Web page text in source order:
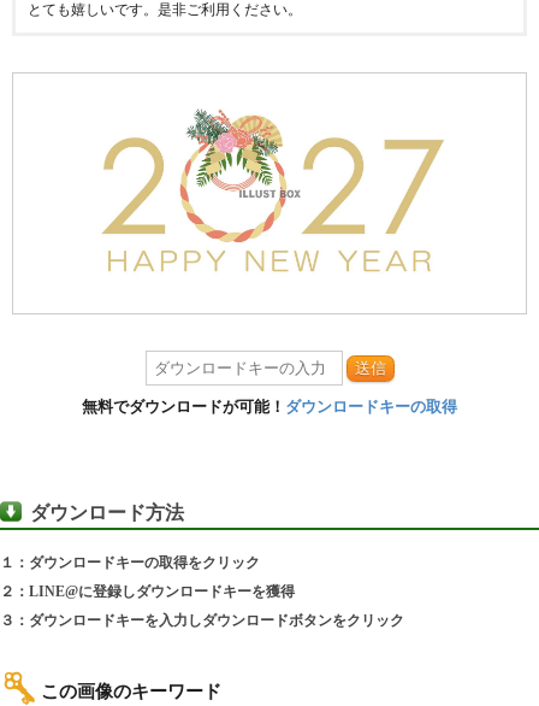
とても嬉しいです。是非ご利用ください。
送信
無料でダウンロードが可能！ ダウンロードキーの取得
ダウンロード方法
１：ダウンロードキーの取得をクリック
２：LINE@に登録しダウンロードキーを獲得
３：ダウンロードキーを入力しダウンロードボタンをクリック
この画像のキーワード